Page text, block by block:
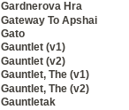
Gardnerova Hra
Gateway To Apshai
Gato
Gauntlet (v1)
Gauntlet (v2)
Gauntlet, The (v1)
Gauntlet, The (v2)
Gauntletak